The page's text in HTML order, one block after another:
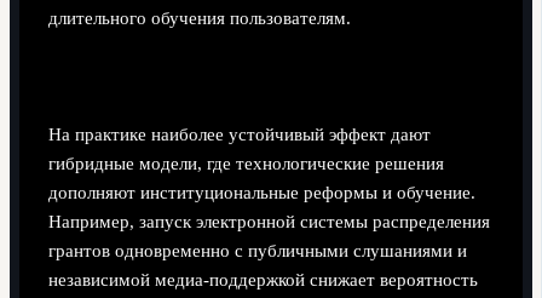
длительного обучения пользователям.
На практике наиболее устойчивый эффект дают
гибридные модели, где технологические решения
дополняют институциональные реформы и обучение.
Например, запуск электронной системы распределения
грантов одновременно с публичными слушаниями и
независимой медиа‑поддержкой снижает вероятность